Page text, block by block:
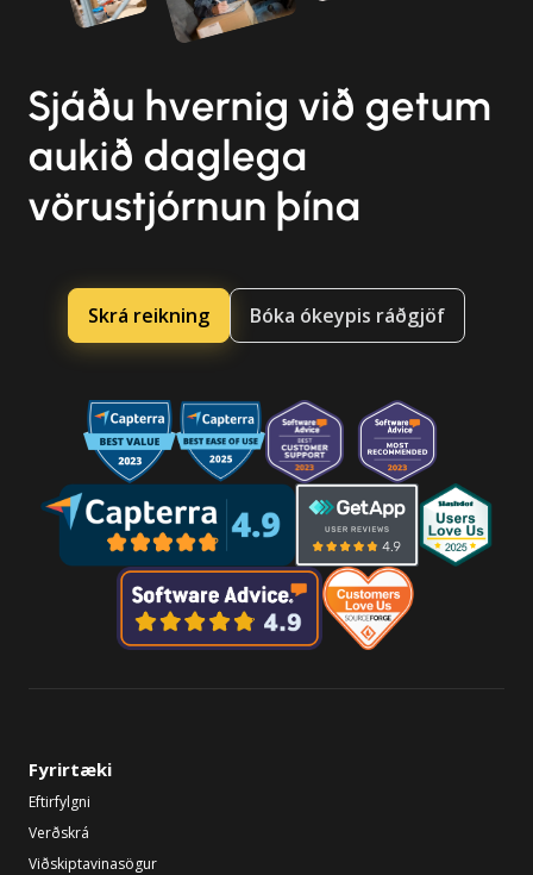
Sjáðu hvernig við getum
aukið daglega
vörustjórnun þína
Skrá reikning Bóka ókeypis ráðgjöf
Fyrirtæki
Eftirfylgni
Verðskrá
Viðskiptavinasögur